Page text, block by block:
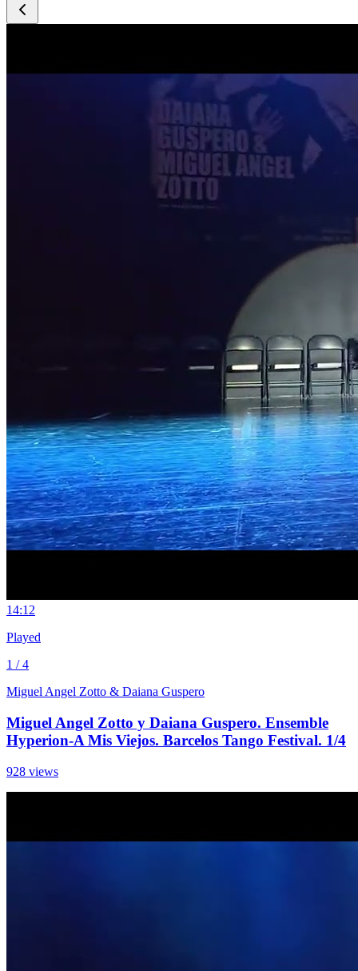
14:12
Played
1 / 4
Miguel Angel Zotto & Daiana Guspero
Miguel Angel Zotto y Daiana Guspero. Ensemble
Hyperion-A Mis Viejos. Barcelos Tango Festival. 1/4
928 views